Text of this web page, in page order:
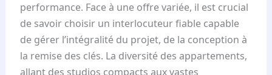
performance. Face à une offre variée, il est crucial
de savoir choisir un interlocuteur fiable capable
de gérer l’intégralité du projet, de la conception à
la remise des clés. La diversité des appartements,
allant des studios compacts aux vastes